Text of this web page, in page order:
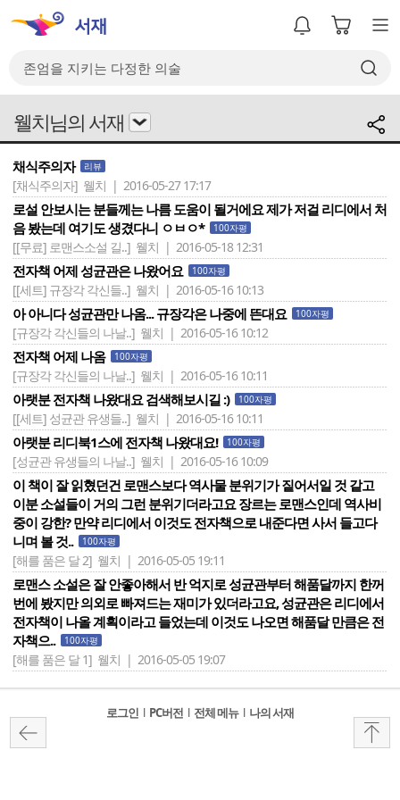
웰치님의 서재
채식주의자 리뷰
[채식주의자] 웰치 | 2016-05-27 17:17
로설 안보시는 분들께는 나름 도움이 될거에요 제가 저걸 리디에서 처
음 봤는데 여기도 생겼다니 ㅇㅂㅇ*
100자평
[[무료] 로맨스소설 길..] 웰치 | 2016-05-18 12:31
전자책 어제 성균관은 나왔어요 100자평
[[세트] 규장각 각신들..] 웰치 | 2016-05-16 10:13
아 아니다 성균관만 나옴... 규장각은 나중에 뜬대요 100자평
[규장각 각신들의 나날..] 웰치 | 2016-05-16 10:12
전자책 어제 나옴 100자평
[규장각 각신들의 나날..] 웰치 | 2016-05-16 10:11
아랫분 전자책 나왔대요 검색해보시길 :) 100자평
[[세트] 성균관 유생들..] 웰치 | 2016-05-16 10:11
아랫분 리디북1스에 전자책 나왔대요! 100자평
[성균관 유생들의 나날..] 웰치 | 2016-05-16 10:09
이 책이 잘 읽혔던건 로맨스보다 역사물 분위기가 짙어서일 것 같고
이분 소설들이 거의 그런 분위기더라고요 장르는 로맨스인데 역사비
중이 강한? 만약 리디에서 이것도 전자책으로 내준다면 사서 들고다
니며 볼 것..
100자평
[해를 품은 달 2] 웰치 | 2016-05-05 19:11
로맨스 소설은 잘 안좋아해서 반 억지로 성균관부터 해품달까지 한꺼
번에 봤지만 의외로 빠져드는 재미가 있더라고요, 성균관은 리디에서
전자책이 나올 계획이라고 들었는데 이것도 나오면 해품달 만큼은 전
자책으..
100자평
[해를 품은 달 1] 웰치 | 2016-05-05 19:07
로그인 l PC버전 l 전체 메뉴 l 나의 서재